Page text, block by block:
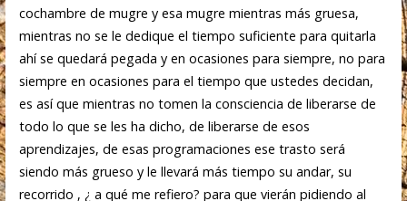
cochambre de mugre y esa mugre mientras más gruesa,
mientras no se le dedique el tiempo suficiente para quitarla
ahí se quedará pegada y en ocasiones para siempre, no para
siempre en ocasiones para el tiempo que ustedes decidan,
es así que mientras no tomen la consciencia de liberarse de
todo lo que se les ha dicho, de liberarse de esos
aprendizajes, de esas programaciones ese trasto será
siendo más grueso y le llevará más tiempo su andar, su
recorrido , ¿ a qué me refiero? para que vierán pidiendo al